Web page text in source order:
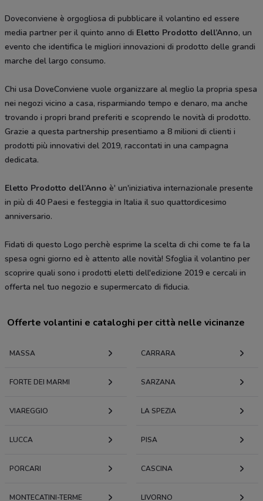
Doveconviene è orgogliosa di pubblicare il volantino ed essere
media partner per il quinto anno di Eletto Prodotto dell’Anno, un
evento che identifica le migliori innovazioni di prodotto delle grandi
marche del largo consumo.
Chi usa DoveConviene vuole organizzare al meglio la propria spesa
nei negozi vicino a casa, risparmiando tempo e denaro, ma anche
trovando i propri brand preferiti e scoprendo le novità di prodotto.
Grazie a questa partnership presentiamo a 8 milioni di clienti i
prodotti più innovativi del 2019, raccontati in una campagna
dedicata.
Eletto Prodotto dell’Anno è' un'iniziativa internazionale presente
in più di 40 Paesi e festeggia in Italia il suo quattordicesimo
anniversario.
Fidati di questo Logo perchè esprime la scelta di chi come te fa la
spesa ogni giorno ed è attento alle novità! Sfoglia il volantino per
scoprire quali sono i prodotti eletti dell'edizione 2019 e cercali in
offerta nel tuo negozio e supermercato di fiducia.
Offerte volantini e cataloghi per città nelle vicinanze
MASSA CARRARA
FORTE DEI MARMI SARZANA
VIAREGGIO LA SPEZIA
LUCCA PISA
PORCARI CASCINA
MONTECATINI-TERME LIVORNO